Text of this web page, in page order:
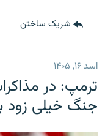
شریک ساختن
اسد ۱۶, ۱۴۰۵
ترمپ: در
جنگ خیلی زود